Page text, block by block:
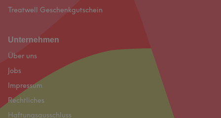
Treatwell Geschenkgutschein
Unternehmen
Über uns
Jobs
Impressum
Rechtliches
Haftungsausschluss